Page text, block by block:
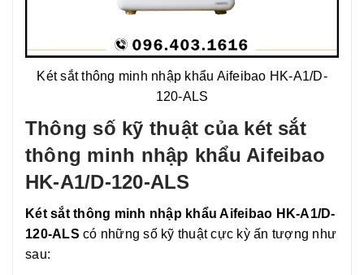
Két sắt thông minh nhập khẩu Aifeibao HK-A1/D-
120-ALS
Thông số kỹ thuật của két sắt
thông minh nhập khẩu Aifeibao
HK-A1/D-120-ALS
Két sắt thông minh nhập khẩu Aifeibao HK-A1/D-
120-ALS có những số kỹ thuật cực kỳ ấn tượng như
sau: